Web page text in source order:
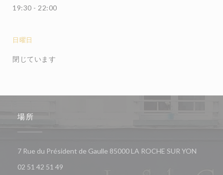
19:30 - 22:00
日曜日
閉じています
場所
7 Rue du Président de Gaulle 85000 LA ROCHE SUR YON
02 51 42 51 49